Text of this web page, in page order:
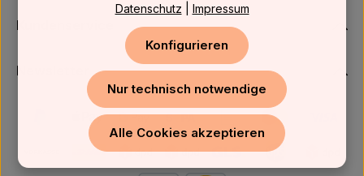
Kundenservice
Newsletter
Datenschutz
Impressum
Nur technisch notwendige
Konfigurieren
Alle Cookies akzeptieren